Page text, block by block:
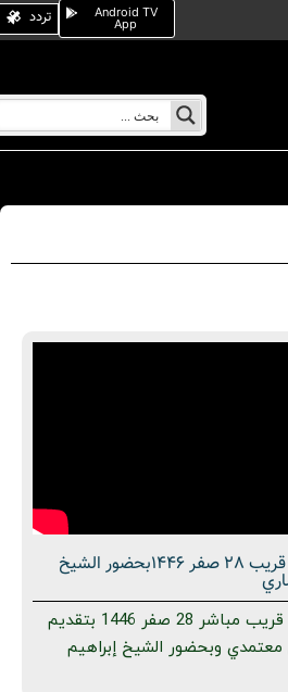
Android TV
App تردد
برنامج غریبٌ قريب 28 صفر 1446بحضور الشيخ
برنامج غریبٌ قريب مباشر 28 صفر 1446 بتقديم
معتمدي وبحضور الشيخ إبراهيم